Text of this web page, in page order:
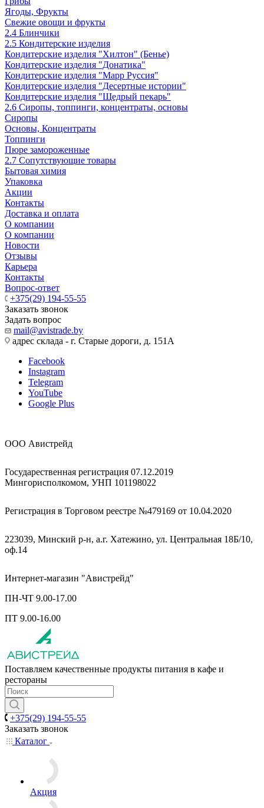
Ягоды, Фрукты
Свежие овощи и фрукты
2.4 Блинчики
2.5 Кондитерские изделия
Кондитерские изделия "Хилтон" (Бенье)
Кондитерские изделия "Донатика"
Кондитерские изделия "Марр Руссия"
Кондитерские изделия "Десертные истории"
Кондитерские изделия "Щедрый пекарь"
2.6 Сиропы, топпинги, концентраты, основы
Сиропы
Основы, Концентраты
Топпинги
Пюре замороженные
2.7 Сопутствующие товары
Бытовая химия
Упаковка
Акции
Контакты
Доставка и оплата
О компании
О компании
Новости
Отзывы
Карьера
Контакты
Вопрос-ответ
+375(29) 194-55-55
Заказать звонок
Задать вопрос
mail@avistrade.by
адрес склада - г. Старые дороги, д. 151А
Facebook
Instagram
Telegram
YouTube
Google Plus
ООО Авистрейд
Государественная регистрация 07.12.2019
Мингорисполкомом, УНП 101198022
Регистрация в Торговом реестре №479169 от 10.04.2020
223039, Минский р-н, а.г. Хатежино, ул. Центральная 18Б/10,
оф.14
Интернет-магазин "Авистрейд"
ПН-ЧТ 9.00-17.00
ПТ 9.00-16.00
Поставляем качественные продукты питания в кафе и
рестораны
+375(29) 194-55-55
Заказать звонок
Каталог
Акция